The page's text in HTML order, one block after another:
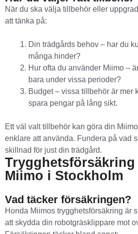
När du ska välja tillbehör eller
att tänka på:
Din trädgårds behov – har du
många hinder?
Hur ofta du använder Miimo –
bara under vissa perioder?
Budget – vissa tillbehör är mer
spara pengar på lång sikt.
Ett väl valt tillbehör kan göra din
enklare att använda. Fundera på vad
skillnad för just din trädgård.
Miimo i Stockholm
Vad täcker försäkringen?
Honda Miimos trygghetsförsäkring är
att skydda din robotgräsklippare mot